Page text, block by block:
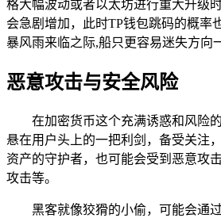
格大幅波动或者以太坊进行重大升级
会急剧增加，此时TP钱包跳码的概率
暴风雨来临之际,船只更容易迷失方向
恶意攻击与安全风险
在加密货币这个充满诱惑和风险
悬在用户头上的一把利剑，备受关注
资产的守护者，也可能会受到恶意攻
攻击等。
黑客就像狡猾的小偷，可能会通